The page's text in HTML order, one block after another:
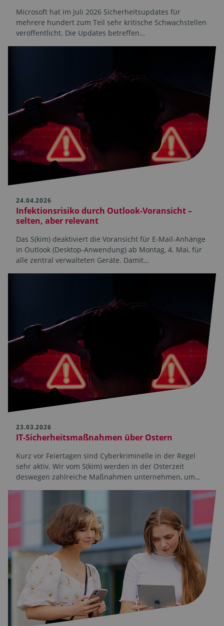
Microsoft hat im Juli 2026 Sicherheitsupdates für
mehrere hundert zum Teil sehr kritische Schwachstellen
veröffentlicht. Die Updates betreffen…
24.04.2026
Infektionsrisiko durch Outlook-Voransicht –
selten, aber relevant
Das S(kim) deaktiviert die Voransicht für E-Mail-Anhänge
in Outlook (Desktop-Anwendung) ab Montag, 4. Mai, für
alle zentral verwalteten Geräte. Damit…
23.03.2026
IT-Sicherheitsmaßnahmen über Ostern
Kurz vor Feiertagen sind Cyberkriminelle in der Regel
sehr aktiv. Wir vom S(kim) werden in der Osterzeit
deswegen zahlreiche Maßnahmen unternehmen, um…